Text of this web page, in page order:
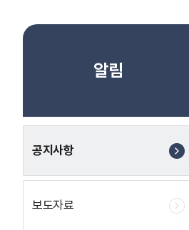
알림
공지사항
보도자료